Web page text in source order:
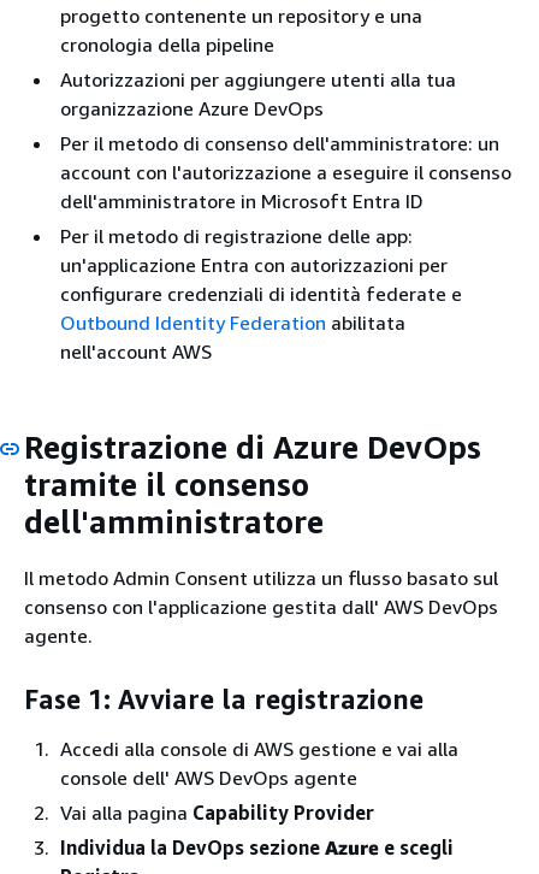
progetto contenente un repository e una
cronologia della pipeline
Autorizzazioni per aggiungere utenti alla tua
organizzazione Azure DevOps
Per il metodo di consenso dell'amministratore: un
account con l'autorizzazione a eseguire il consenso
dell'amministratore in Microsoft Entra ID
Per il metodo di registrazione delle app:
un'applicazione Entra con autorizzazioni per
configurare credenziali di identità federate e
Outbound Identity Federation abilitata
nell'account AWS
Registrazione di Azure DevOps
tramite il consenso
dell'amministratore
Il metodo Admin Consent utilizza un flusso basato sul
consenso con l'applicazione gestita dall' AWS DevOps
agente.
Fase 1: Avviare la registrazione
Accedi alla console di AWS gestione e vai alla
console dell' AWS DevOps agente
Vai alla pagina Capability Provider
Individua la DevOps sezione Azure e scegli